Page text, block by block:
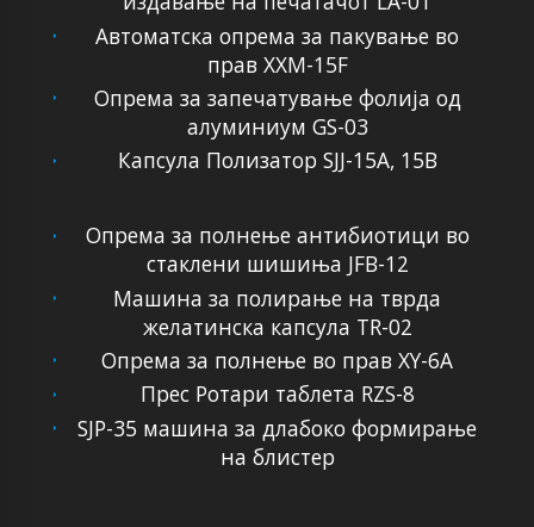
Автоматска опрема за пакување во
прав XXM-15F
Опрема за запечатување фолија од
алуминиум GS-03
Капсула Полизатор SJJ-15A, 15B
Опрема за полнење антибиотици во
стаклени шишиња JFB-12
Машина за полирање на тврда
желатинска капсула TR-02
Опрема за полнење во прав XY-6A
Прес Ротари таблета RZS-8
SJP-35 машина за длабоко формирање
на блистер